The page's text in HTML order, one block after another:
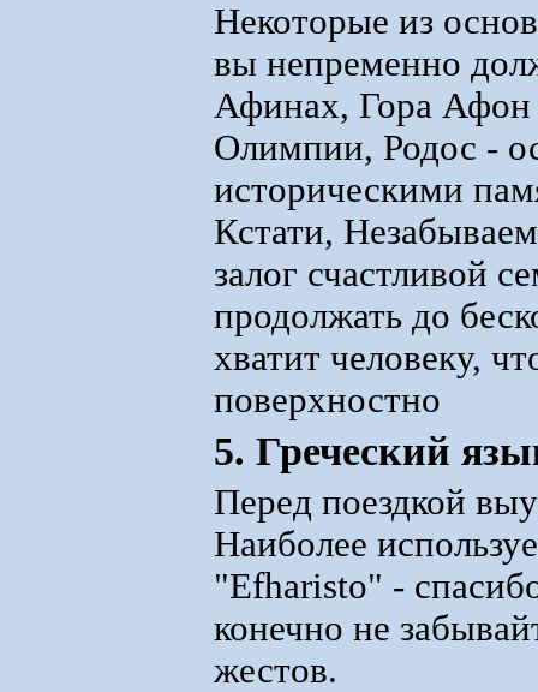
Некоторые из
вы непременно
Афинах, Гора Афон
Олимпии, Родос -
историческими
Кстати,
залог счастливой
продолжать до
хватит человеку,
поверхностно
5. Греческий
Перед поездкой
Наиболее
"Efharisto" -
конечно не
жестов.